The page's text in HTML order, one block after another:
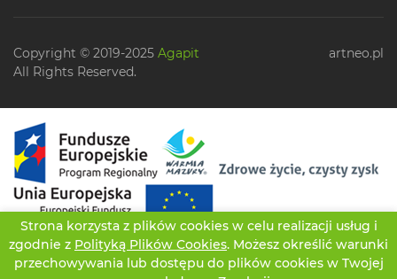
Strona korzysta z plików cookies w celu realizacji usług i
zgodnie z Polityką Plików Cookies. Możesz określić warunki
przechowywania lub dostępu do plików cookies w Twojej
Copyright © 2019-2025 Agapit
All Rights Reserved.
artneo.pl